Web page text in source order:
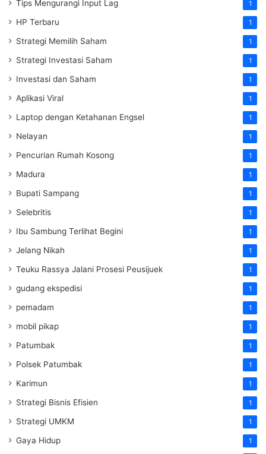
Tips Mengurangi Input Lag 1
HP Terbaru 1
Strategi Memilih Saham 1
Strategi Investasi Saham 1
Investasi dan Saham 1
Aplikasi Viral 1
Laptop dengan Ketahanan Engsel 1
Nelayan 1
Pencurian Rumah Kosong 1
Madura 1
Bupati Sampang 1
Selebritis 1
Ibu Sambung Terlihat Begini 1
Jelang Nikah 1
Teuku Rassya Jalani Prosesi Peusijuek 1
gudang ekspedisi 1
pemadam 1
mobil pikap 1
Patumbak 1
Polsek Patumbak 1
Karimun 1
Strategi Bisnis Efisien 1
Strategi UMKM 1
Gaya Hidup 1